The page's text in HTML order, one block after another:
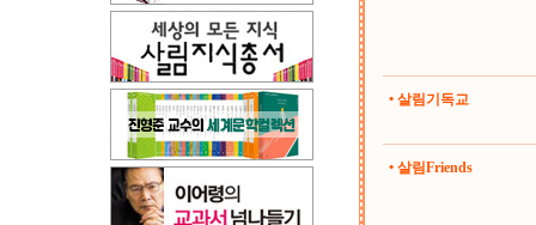
• 살림기독교
• 살림Friends